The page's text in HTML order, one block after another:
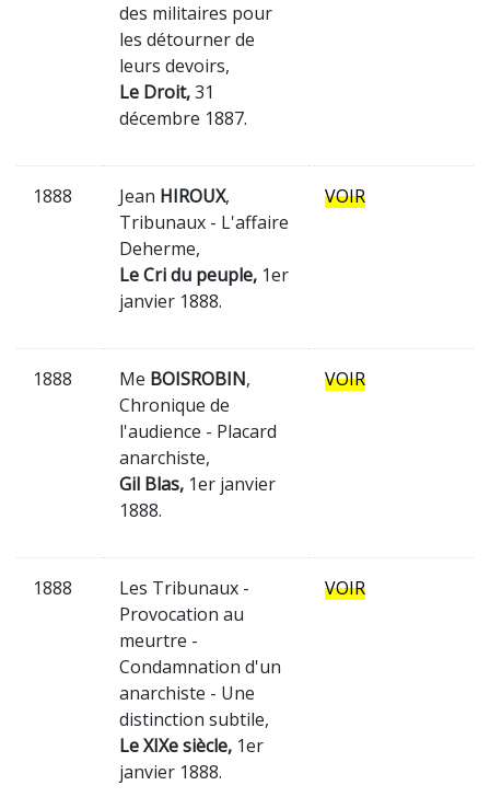
des militaires pour
les détourner de
leurs devoirs,
Le Droit,31
décembre 1887.
1888 Jean HIROUX,
Tribunaux - L'affaire
Deherme,
Le Cri du peuple, 1er
janvier 1888.
VOIR
1888 Me BOISROBIN,
Chronique de
l'audience - Placard
anarchiste,
Gil Blas, 1er janvier
1888.
VOIR
1888
Les Tribunaux -
Provocation au
meurtre -
Condamnation d'un
anarchiste - Une
distinction subtile,
Le XIXe siècle, 1er
janvier 1888.
VOIR